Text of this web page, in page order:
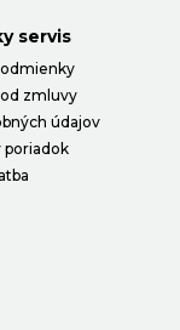
servis
zmluvy
údajov
poriadok